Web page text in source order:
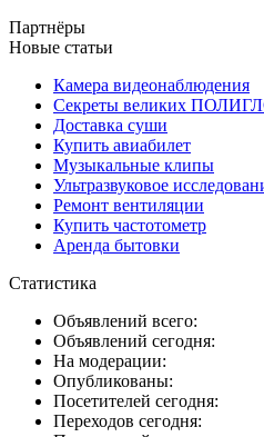
Партнёры
Новые статьи
Камера видеонаблюдения
Секреты великих
Доставка суши
Купить авиабилет
Музыкальные клипы
Ультразвуковое
Ремонт вентиляции
Купить частотометр
Аренда бытовки
Статистика
Объявлений всего:
Объявлений сегодня:
На модерации:
Опубликованы:
Посетителей сегодня:
Переходов сегодня: